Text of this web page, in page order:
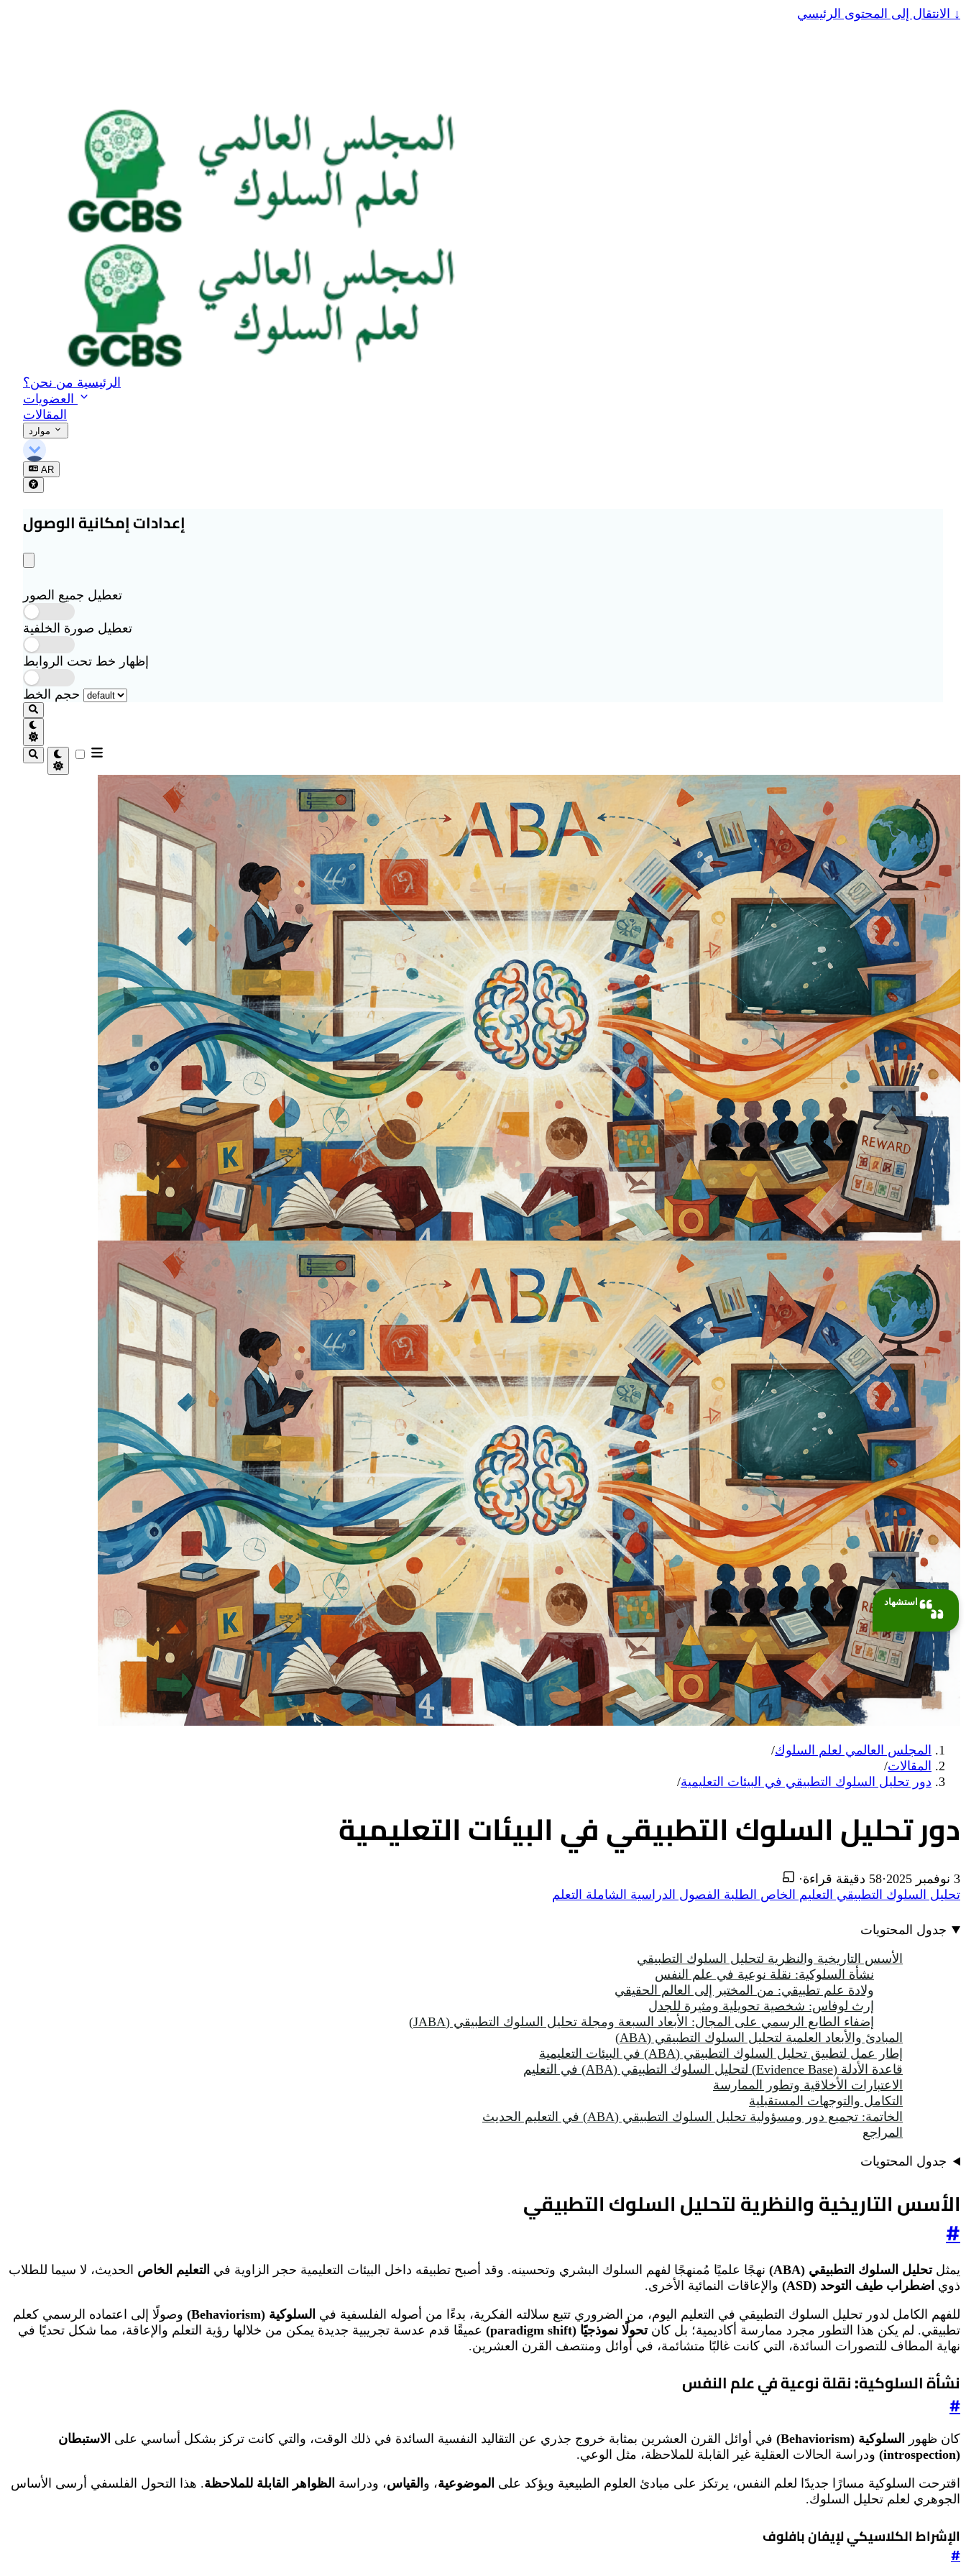
↓ الانتقال إلى المحتوى الرئيسي
ا
ل
س
ل
و
ك
الرئيسية من نحن؟
المقالات
AR
إعدادات إمكانية الوصول
تعطيل جميع الصور
تعطيل صورة الخلفية
إظهار خط تحت الروابط
المجلس العالمي لعلم السلوك/
المقالات/
دور تحليل السلوك التطبيقي في البيئات التعليمية/
دور تحليل السلوك التطبيقي في البيئات التعليمية
3 نوفمبر 2025 ·58 دقيقة قراءة
·
تحليل السلوك التطبيقي التعليم الخاص الطلبة الفصول الدراسية الشاملة التعلم
جدول المحتويات
الأسس التاريخية والنظرية لتحليل السلوك التطبيقي
نشأة السلوكية: نقلة نوعية في علم النفس
ولادة علم تطبيقي: من المختبر إلى العالم الحقيقي
إرث لوفاس: شخصية تحويلية ومثيرة للجدل
إضفاء الطابع الرسمي على المجال: الأبعاد السبعة ومجلة تحليل السلوك التطبيقي (JABA)
المبادئ والأبعاد العلمية لتحليل السلوك التطبيقي (ABA)
إطار عمل لتطبيق تحليل السلوك التطبيقي (ABA) في البيئات التعليمية
قاعدة الأدلة (Evidence Base) لتحليل السلوك التطبيقي (ABA) في التعليم
الاعتبارات الأخلاقية وتطور الممارسة
التكامل والتوجهات المستقبلية
الخاتمة: تجميع دور ومسؤولية تحليل السلوك التطبيقي (ABA) في التعليم الحديث
المراجع
جدول المحتويات
الأسس التاريخية والنظرية لتحليل السلوك التطبيقي
#
يمثلتحليل السلوك التطبيقي (ABA) نهجًا علميًا مُمنهجًا لفهم السلوك البشري وتحسينه. وقد أصبح تطبيقه داخل البيئات التعليمية حجر الزاوية في التعليم الخاص الحديث، لا سيما للطلاب
ذوي اضطراب طيف التوحد (ASD)
والإعاقات النمائية الأخرى.
للفهم الكامل لدور تحليل السلوك التطبيقي في التعليم اليوم، من الضروري تتبع سلالته الفكرية، بدءًا من أصوله الفلسفية في السلوكية (Behaviorism)
وصولًا إلى اعتماده الرسمي كعلم
تطبيقي. لم يكن هذا التطور مجرد ممارسة أكاديمية؛ بل كانتحولًا نموذجيًا (paradigm shift)
عميقًا قدم عدسة تجريبية جديدة يمكن من خلالها رؤية التعلم والإعاقة، مما شكل تحديًا في
نهاية المطاف للتصورات السائدة، التي كانت غالبًا متشائمة، في أوائل ومنتصف القرن العشرين.
نشأة السلوكية: نقلة نوعية في علم النفس
#
كان ظهور السلوكية (Behaviorism) في أوائل القرن العشرين بمثابة خروج جذري عن التقاليد النفسية السائدة في ذلك الوقت، والتي كانت تركز بشكل أساسي على الاستبطان
(introspection)
ودراسة الحالات العقلية غير القابلة للملاحظة، مثل الوعي.
اقترحت السلوكية مسارًا جديدًا لعلم النفس، يرتكز على مبادئ العلوم الطبيعية ويؤكد على الموضوعية، و القياس، ودراسة الظواهر القابلة للملاحظة. هذا التحول الفلسفي أرسى الأساس
الجوهري لعلم تحليل السلوك.
الإشراط الكلاسيكي لإيفان بافلوف
#
استشهاد